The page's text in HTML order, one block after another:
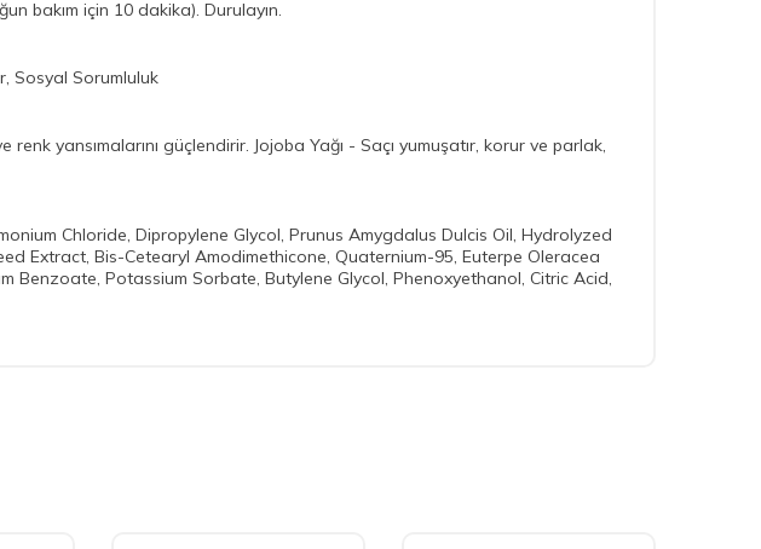
bakım için 10 dakika). Durulayın.
Sosyal Sorumluluk
yansımalarını güçlendirir. Jojoba Yağı - Saçı yumuşatır, korur ve parlak,
Chloride, Dipropylene Glycol, Prunus Amygdalus Dulcis Oil, Hydrolyzed
Extract, Bis-Cetearyl Amodimethicone, Quaternium-95, Euterpe Oleracea
Potassium Sorbate, Butylene Glycol, Phenoxyethanol, Citric Acid,